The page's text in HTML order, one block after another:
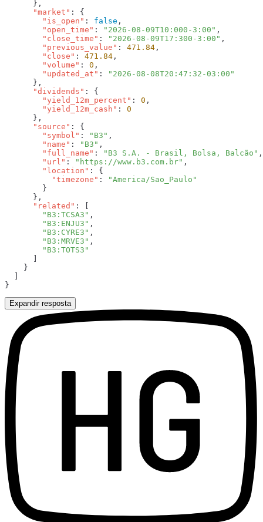
      "market"
        "is_open"
: false
        "open_time"
: "2026-08-09T10:000-3:00"
        "close_time"
: "2026-08-09T17:300-3:00"
        "previous_value"
: 471.84
        "close"
: 471.84
        "volume"
: 0
        "updated_at"
:
      "dividends"
        "yield_12m_percent"
: 0
        "yield_12m_cash"
:
      "source"
        "symbol"
: "B3"
        "name"
: "B3"
        "full_name"
:
"B3 S.A. - Brasil, Bolsa, Balcão"
        "url"
: "https://www.b3.com.br"
        "location"
          "timezone"
:
      "related"
        "B3:TCSA3"
        "B3:ENJU3"
        "B3:CYRE3"
        "B3:MRVE3"
Expandir resposta